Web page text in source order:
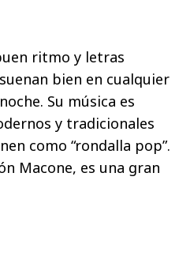
ritmo y letras
bien en cualquier
Su música es
y tradicionales
como “rondalla pop”.
Macone, es una gran